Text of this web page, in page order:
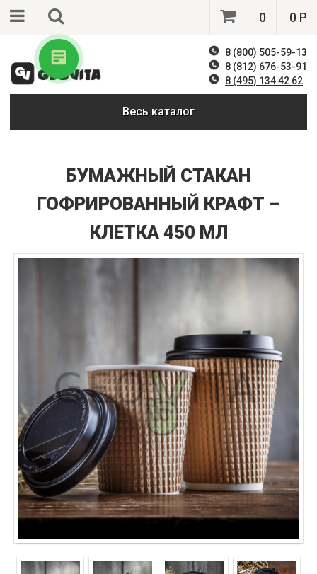
0 0 Р
8 (800) 505-59-13
8 (812) 676-53-91
8 (495) 134 42 62
Весь каталог
БУМАЖНЫЙ СТАКАН
ГОФРИРОВАННЫЙ КРАФТ –
КЛЕТКА 450 МЛ